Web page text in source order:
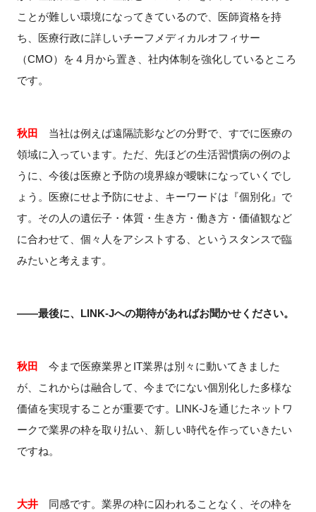
ことが難しい環境になってきているので、医師資格を持
ち、医療行政に詳しいチーフメディカルオフィサー
（CMO）を４月から置き、社内体制を強化しているところ
です。
秋田
当社は例えば遠隔読影などの分野で、すでに医療の
領域に入っています。ただ、先ほどの生活習慣病の例のよ
うに、今後は医療と予防の境界線が曖昧になっていくでし
ょう。医療にせよ予防にせよ、キーワードは『個別化』で
す。その人の遺伝子・体質・生き方・働き方・価値観など
に合わせて、個々人をアシストする、というスタンスで臨
みたいと考えます。
――最後に、LINK-Jへの期待があればお聞かせください。
秋田
今まで医療業界とIT業界は別々に動いてきました
が、これからは融合して、今までにない個別化した多様な
価値を実現することが重要です。LINK-Jを通じたネットワ
ークで業界の枠を取り払い、新しい時代を作っていきたい
ですね。
大井同感です。業界の枠に囚われることなく、その枠を